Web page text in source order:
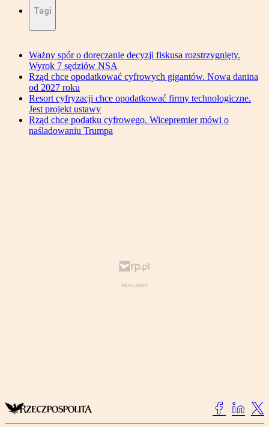
Tagi
Ważny spór o doręczanie decyzji fiskusa rozstrzygnięty.
Wyrok 7 sędziów NSA
Rząd chce opodatkować cyfrowych gigantów. Nowa danina
od 2027 roku
Resort cyfryzacji chce opodatkować firmy technologiczne.
Jest projekt ustawy
Rząd chce podatku cyfrowego. Wicepremier mówi o
naśladowaniu Trumpa